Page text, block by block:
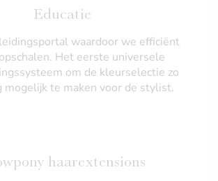
Educatie
waardoor we efficiënt
Het eerste universele
om de kleurselectie zo
mogelijk te maken voor de stylist.
haarextensions